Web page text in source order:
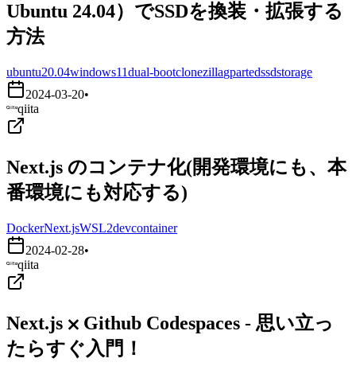
Ubuntu 24.04）でSSDを換装・拡張する
方法
ubuntu20.04windows11dual-bootclonezillagpartedssdstorage
2024-03-20•
qiita
Next.js のコンテナ化(開発環境にも、本
番環境にも対応する)
DockerNext.jsWSL2devcontainer
2024-02-28•
qiita
Next.js ⨉ Github Codespaces - 思い立っ
たらすぐ入門！